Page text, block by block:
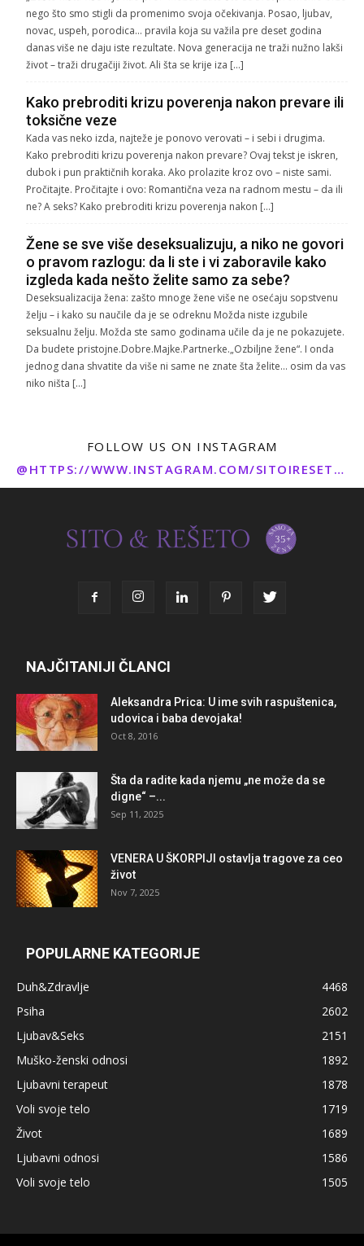
nego što smo stigli da promenimo svoja očekivanja. Posao, ljubav,
novac, uspeh, porodica… pravila koja su važila pre deset godina
danas više ne daju iste rezultate. Nova generacija ne traži nužno lakši
život – traži drugačiji život. Ali šta se krije iza […]
Kako prebroditi krizu poverenja nakon prevare ili
toksične veze
Kada vas neko izda, najteže je ponovo verovati – i sebi i drugima.
Kako prebroditi krizu poverenja nakon prevare? Ovaj tekst je iskren,
dubok i pun praktičnih koraka. Ako prolazite kroz ovo – niste sami.
Pročitajte. Pročitajte i ovo: Romantična veza na radnom mestu – da ili
ne? A seks? Kako prebroditi krizu poverenja nakon […]
Žene se sve više deseksualizuju, a niko ne govori
o pravom razlogu: da li ste i vi zaboravile kako
izgleda kada nešto želite samo za sebe?
Deseksualizacija žena: zašto mnoge žene više ne osećaju sopstvenu
želju – i kako su naučile da je se odreknu Možda niste izgubile
seksualnu želju. Možda ste samo godinama učile da je ne pokazujete.
Da budete pristojne.Dobre.Majke.Partnerke.„Ozbiljne žene“. I onda
jednog dana shvatite da više ni same ne znate šta želite… osim da vas
niko ništa […]
FOLLOW US ON INSTAGRAM
@HTTPS://WWW.INSTAGRAM.COM/SITOIRESETO/
NAJČITANIJI ČLANCI
Aleksandra Prica: U ime svih raspuštenica,
udovica i baba devojaka!
Oct 8, 2016
Šta da radite kada njemu „ne može da se
digne“ –...
Sep 11, 2025
VENERA U ŠKORPIJI ostavlja tragove za ceo
život
Nov 7, 2025
POPULARNE KATEGORIJE
Duh&Zdravlje
4468
Psiha
2602
Ljubav&Seks
2151
Muško-ženski odnosi
1892
Ljubavni terapeut
1878
Voli svoje telo
1719
Život
1689
Ljubavni odnosi
1586
Voli svoje telo
1505